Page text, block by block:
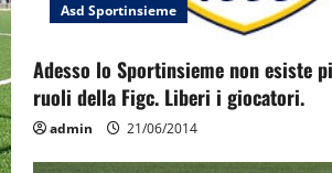
Asd Sportinsieme
Adesso lo Sportinsieme non esiste
ruoli della Figc. Liberi i giocatori.
admin 21/06/2014